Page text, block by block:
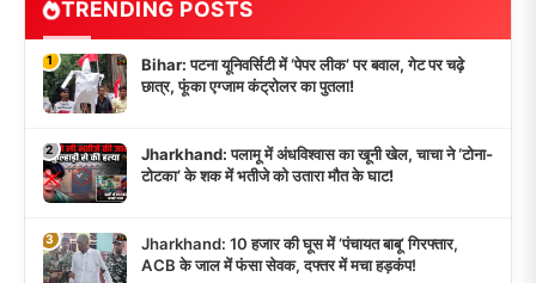
TRENDING POSTS
1
Bihar: पटना यूनिवर्सिटी में ‘पेपर लीक’ पर बवाल, गेट पर चढ़े
छात्र, फूंका एग्जाम कंट्रोलर का पुतला!
2
Jharkhand: पलामू में अंधविश्वास का खूनी खेल, चाचा ने ‘टोना-
टोटका’ के शक में भतीजे को उतारा मौत के घाट!
3
Jharkhand: 10 हजार की घूस में ‘पंचायत बाबू’ गिरफ्तार,
ACB के जाल में फंसा सेवक, दफ्तर में मचा हड़कंप!